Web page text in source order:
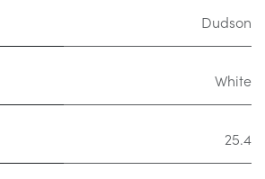
Dudson
White
25.4